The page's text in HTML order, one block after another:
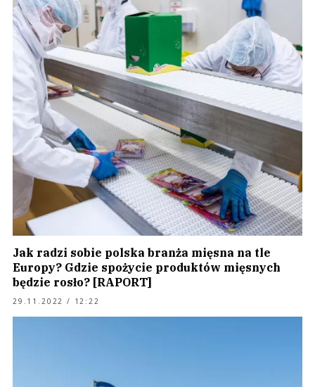
Jak radzi sobie polska branża mięsna na tle
Europy? Gdzie spożycie produktów mięsnych
będzie rosło? [RAPORT]
29.11.2022 / 12:22